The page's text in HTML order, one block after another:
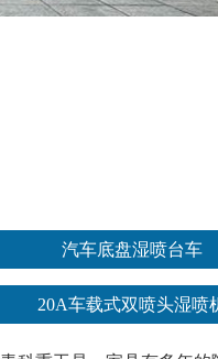
汽车底盘湿喷台车
20A车载式双喷头湿喷